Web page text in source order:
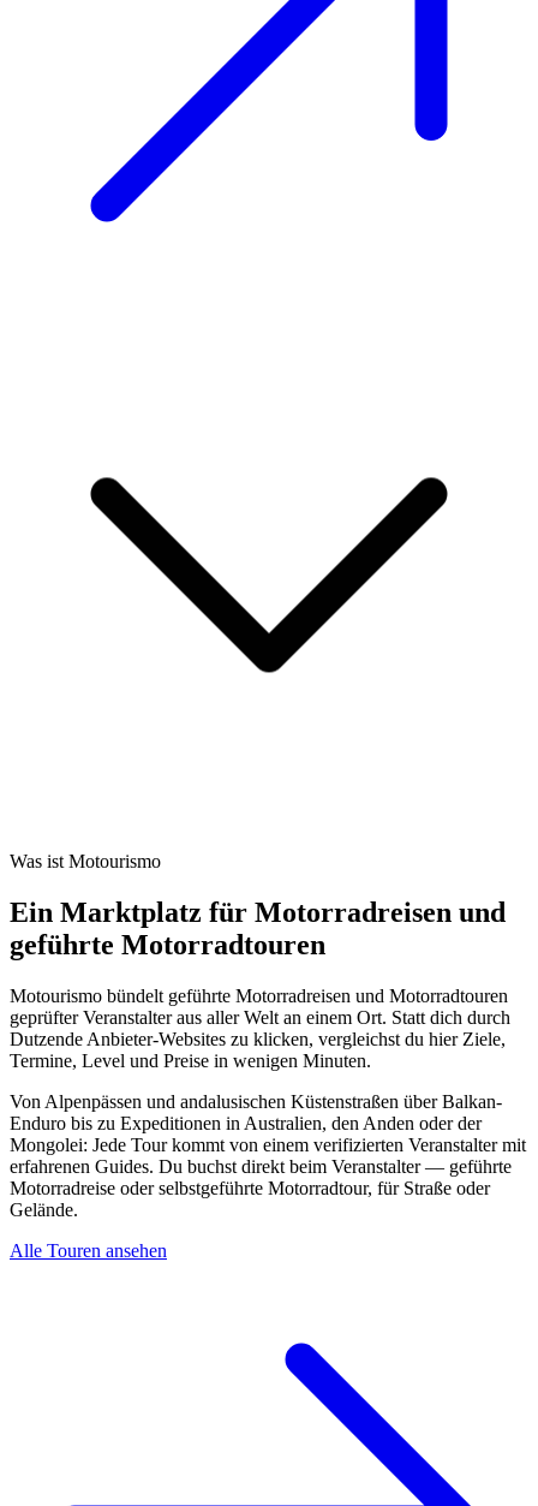
Was ist Motourismo
Ein Marktplatz für Motorradreisen und
geführte Motorradtouren
Motourismo bündelt geführte Motorradreisen und Motorradtouren
geprüfter Veranstalter aus aller Welt an einem Ort. Statt dich durch
Dutzende Anbieter-Websites zu klicken, vergleichst du hier Ziele,
Termine, Level und Preise in wenigen Minuten.
Von Alpenpässen und andalusischen Küstenstraßen über Balkan-
Enduro bis zu Expeditionen in Australien, den Anden oder der
Mongolei: Jede Tour kommt von einem verifizierten Veranstalter mit
erfahrenen Guides. Du buchst direkt beim Veranstalter — geführte
Motorradreise oder selbstgeführte Motorradtour, für Straße oder
Gelände.
Alle Touren ansehen